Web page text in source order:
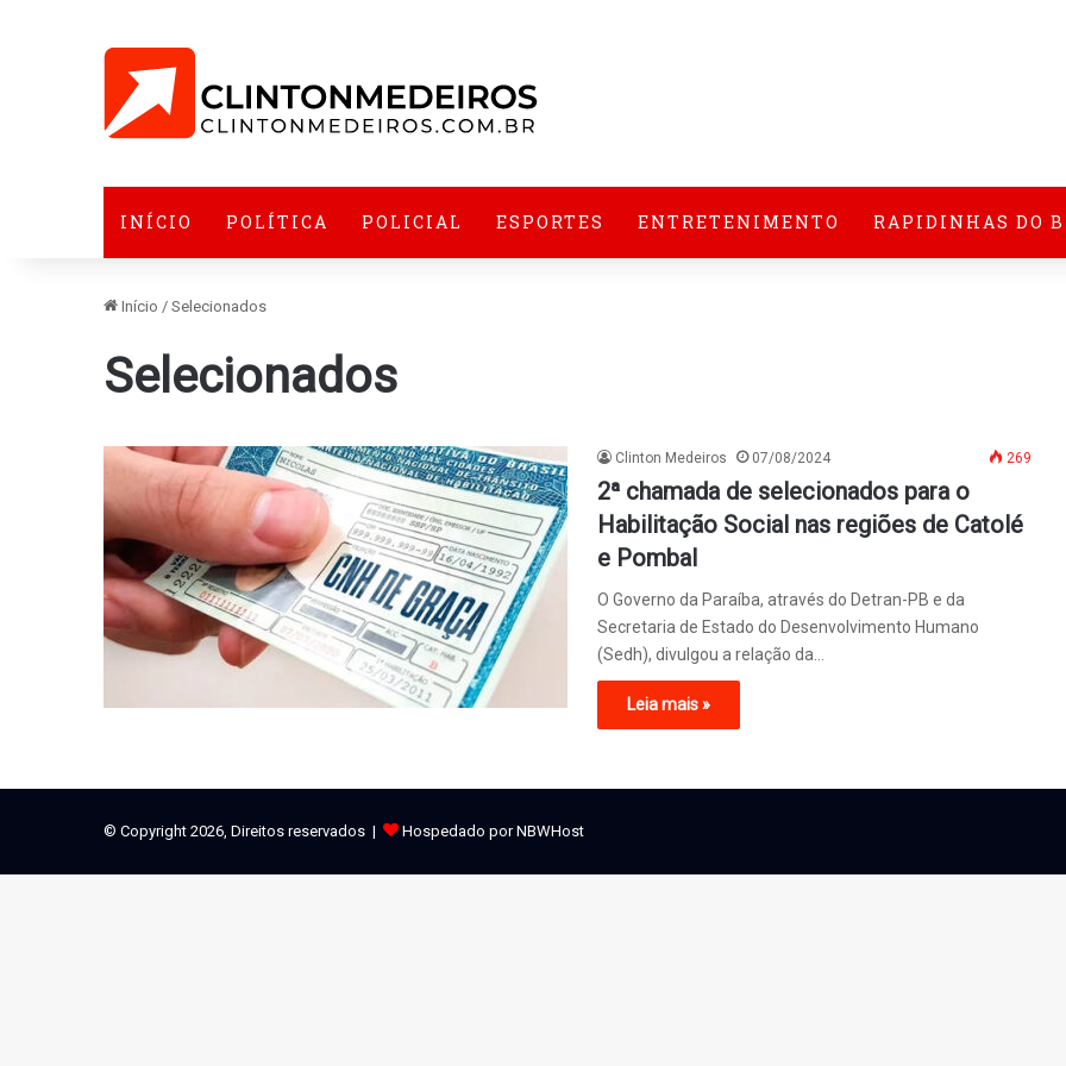
INÍCIO POLÍTICA POLICIAL ESPORTES ENTRETENIMENTO RAPIDINHAS DO
Início / Selecionados
Selecionados
Clinton Medeiros 07/08/2024 269
2ª chamada de selecionados para o
Habilitação Social nas regiões de Catolé
e Pombal
O Governo da Paraíba, através do Detran-PB e da
Secretaria de Estado do Desenvolvimento Humano
(Sedh), divulgou a relação da…
Leia mais »
© Copyright 2026, Direitos reservados | Hospedado por NBWHost